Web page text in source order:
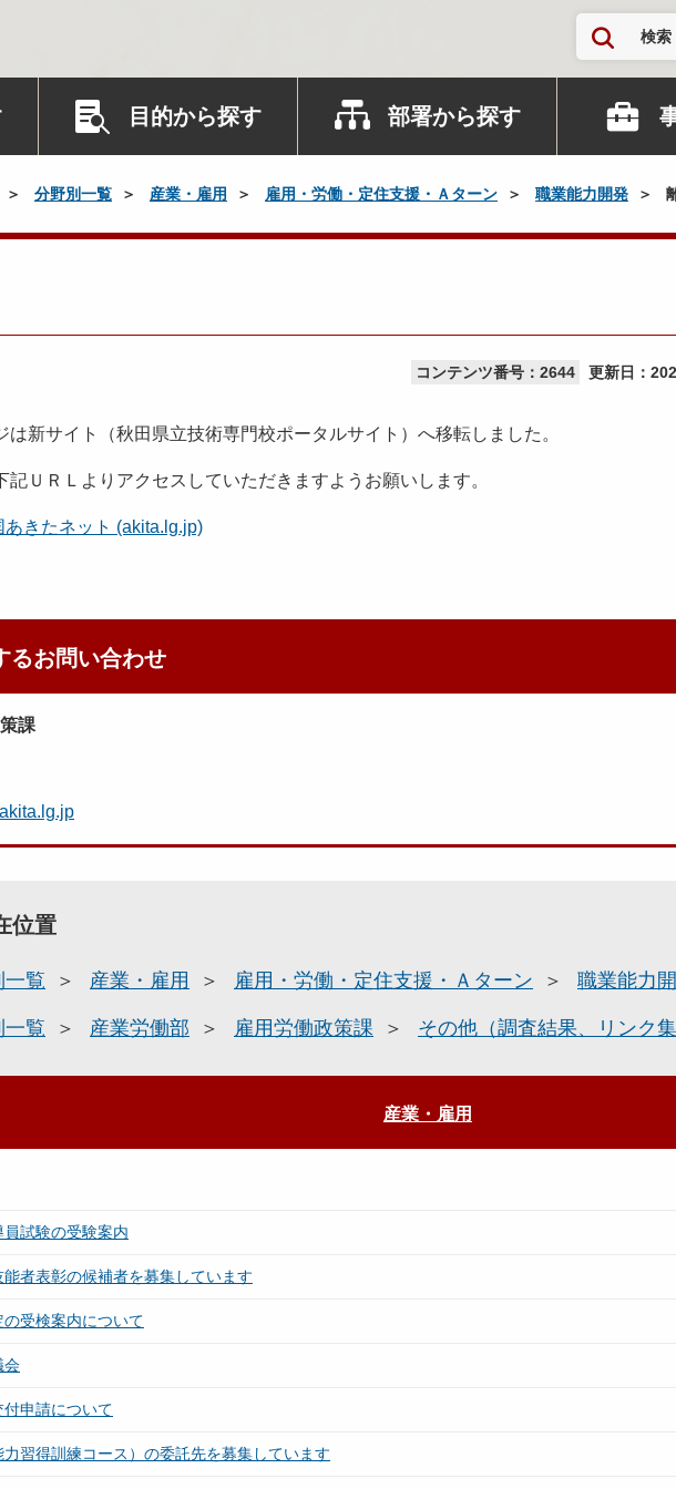
検索
目的から探す 部署から探す
分野別一覧 産業・雇用 雇用・労働・定住支援・Ａターン 職業能力開発
コンテンツ番号：2644 更新日：
新サイト（秋田県立技術専門校ポータルサイト）へ移転しました。
ＵＲＬよりアクセスしていただきますようお願いします。
きたネット (akita.lg.jp)
るお問い合わせ
課
位置
一覧 産業・雇用 雇用・労働・定住支援・Ａターン 職業能力
一覧 産業労働部 雇用労働政策課 その他（調査結果、リンク
産業・雇用
試験の受験案内
者表彰の候補者を募集しています
受検案内について
会
申請について
習得訓練コース）の委託先を募集しています